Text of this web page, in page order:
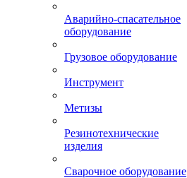
Аварийно-спасательное
оборудование
Грузовое оборудование
Инструмент
Метизы
Резинотехнические
изделия
Сварочное оборудование